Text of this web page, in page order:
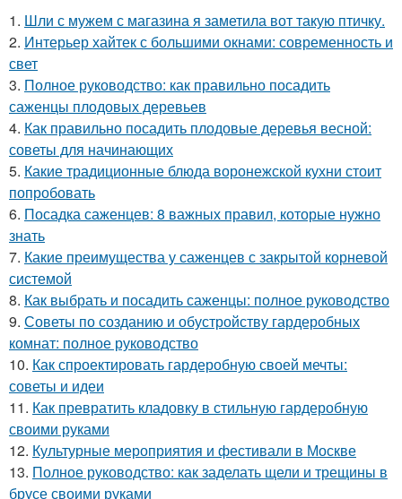
1. Шли с мужем с магазина я заметила вот такую птичку.
2. Интерьер хайтек с большими окнами: современность и
свет
3. Полное руководство: как правильно посадить
саженцы плодовых деревьев
4. Как правильно посадить плодовые деревья весной:
советы для начинающих
5. Какие традиционные блюда воронежской кухни стоит
попробовать
6. Посадка саженцев: 8 важных правил, которые нужно
знать
7. Какие преимущества у саженцев с закрытой корневой
системой
8. Как выбрать и посадить саженцы: полное руководство
9. Советы по созданию и обустройству гардеробных
комнат: полное руководство
10. Как спроектировать гардеробную своей мечты:
советы и идеи
11. Как превратить кладовку в стильную гардеробную
своими руками
12. Культурные мероприятия и фестивали в Москве
13. Полное руководство: как заделать щели и трещины в
брусе своими руками